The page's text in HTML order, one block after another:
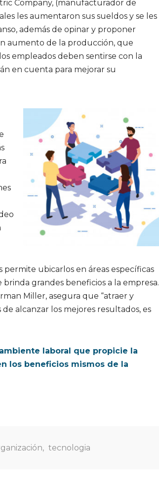
Company, (manufacturador de
les aumentaron sus sueldos y se les
además de opinar y proponer
aumento de la producción, que
empleados deben sentirse con la
en cuenta para mejorar su
permite ubicarlos en áreas específicas
grandes beneficios a la empresa.
Miller, asegura que “atraer y
alcanzar los mejores resultados, es
laboral que propicie la
los beneficios mismos de la
, tecnologia